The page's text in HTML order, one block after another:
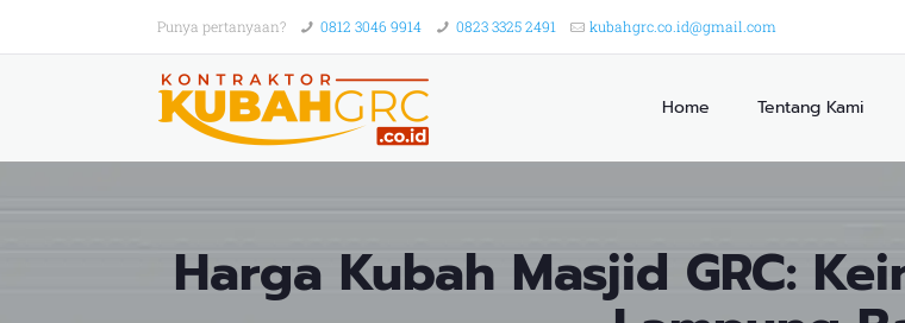
Punya pertanyaan? 0812 3046 9914 0823 3325 2491 kubahgrc.co.id@gmail.com
Home Tentang Kami
Harga Kubah Masjid GRC: